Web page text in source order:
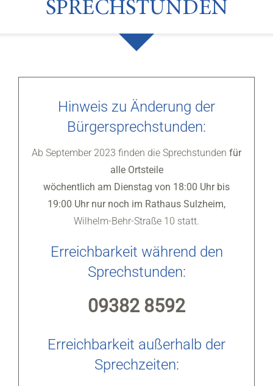
SPRECHSTUNDEN
Hinweis zu Änderung der
Bürgersprechstunden:
Ab September 2023 finden die Sprechstunden für
alle Ortsteile
wöchentlich am Dienstag von 18:00 Uhr bis
19:00 Uhr nur noch im Rathaus Sulzheim,
Wilhelm-Behr-Straße 10 statt.
Erreichbarkeit während den
Sprechstunden:
09382 8592
Erreichbarkeit außerhalb der
Sprechzeiten: